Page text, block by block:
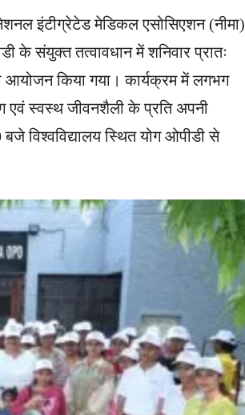
इंटीग्रेटेड मेडिकल एसोसिएशन (नीमा)
के संयुक्त तत्वावधान में शनिवार प्रातः
आयोजन किया गया। कार्यक्रम में लगभग
एवं स्वस्थ जीवनशैली के प्रति अपनी
विश्वविद्यालय स्थित योग ओपीडी से